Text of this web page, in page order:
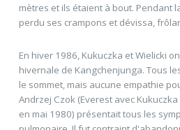
mètres et ils étaient à bout. Pendant
perdu ses crampons et dévissa,
En hiver 1986, Kukuczka et Wielicki
hivernale de Kangchenjunga. Tous
le sommet, mais aucune empathie
Andrzej Czok (Everest avec
en mai 1980) présentait tous les